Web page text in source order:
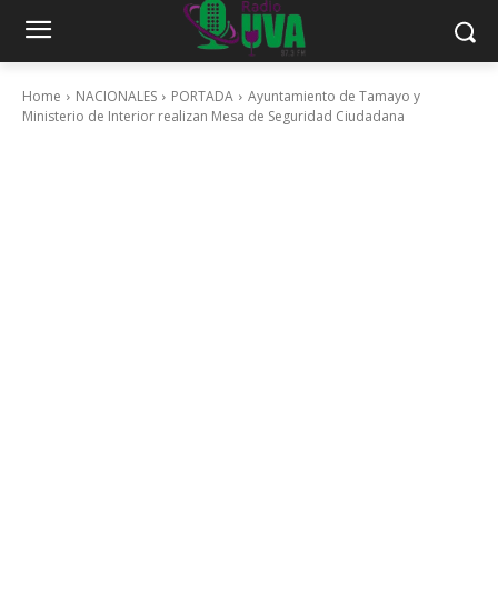
Home NACIONALES PORTADA
Ayuntamiento de Tamayo y
Ministerio de Interior realizan Mesa de Seguridad Ciudadana